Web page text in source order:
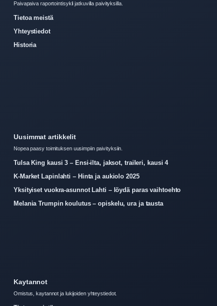
Paivapaiva raportointisykli jatkuvilla paivityksilla.
Tietoa meistä
Yhteystiedot
Historia
Uusimmat artikkelit
Nopea paasy toimituksen uusimpiin paivityksiin.
Tulsa King kausi 3 – Ensi-ilta, jaksot, traileri, kausi 4
K-Market Lapinlahti – Hinta ja aukiolo 2025
Yksityiset vuokra-asunnot Lahti – löydä paras vaihtoehto
Melania Trumpin koulutus – opiskelu, ura ja tausta
Kaytannot
Omistus, kaytannot ja lukijoiden yhteystiedot.